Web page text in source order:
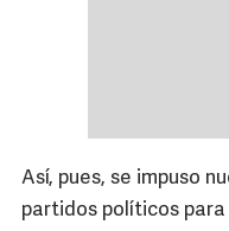
Así, pues, se impuso
partidos políticos